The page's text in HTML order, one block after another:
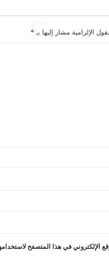
الإلزامية مشار إليها بـ*
الإلكتروني في هذا المتصفح